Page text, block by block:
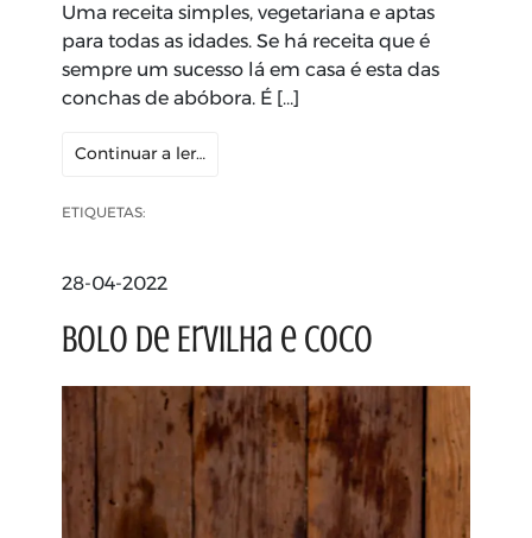
Uma receita simples, vegetariana e aptas
para todas as idades. Se há receita que é
sempre um sucesso lá em casa é esta das
conchas de abóbora. É […]
Continuar a ler…
ETIQUETAS:
28-04-2022
Bolo de Ervilha e Coco